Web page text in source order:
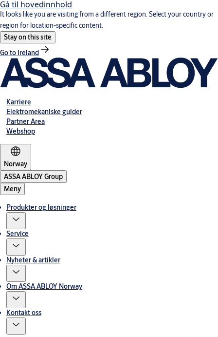
Gå til hovedinnhold
It looks like you are visiting from a different region. Select your country or
region for location-specific content.
Stay on this site
Go to Ireland
Karriere
Elektromekaniske guider
Partner Area
Webshop
Norway
ASSA ABLOY Group
Meny
Produkter og løsninger
Service
Nyheter & artikler
Om ASSA ABLOY Norway
Kontakt oss